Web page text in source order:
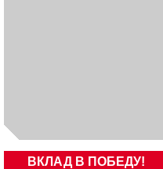
ВКЛАД В ПОБЕДУ!